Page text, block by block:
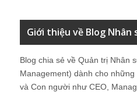
Giới thiệu về Blog Nhân
Blog chia sẻ về Quản trị Nhân
Management) dành cho
và Con người như CEO,